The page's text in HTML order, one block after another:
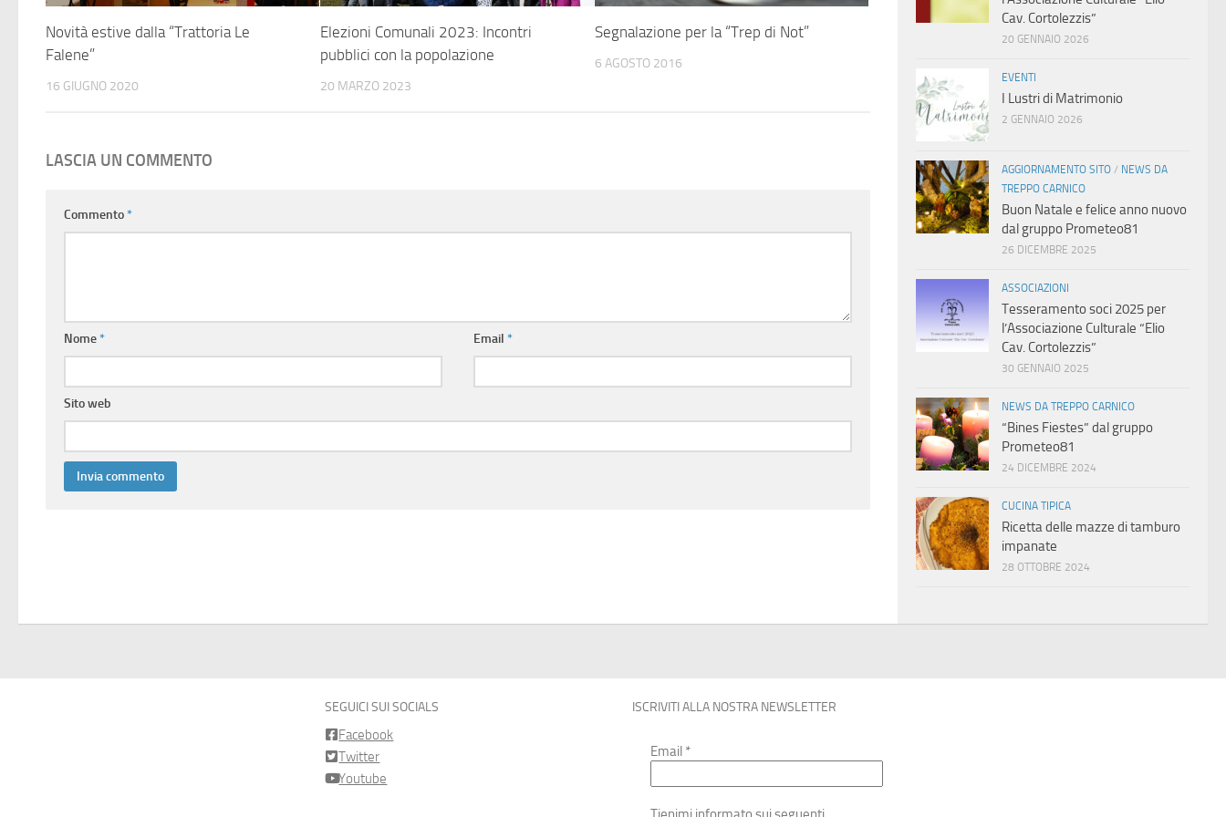
Novità estive dalla “Trattoria Le
Falene”
16 GIUGNO 2020
Elezioni Comunali 2023: Incontri
pubblici con la popolazione
20 MARZO 2023
Segnalazione per la “Trep di Not”
6 AGOSTO 2016
LASCIA UN COMMENTO
Commento*
Nome* Email*
Sito web
Cav. Cortolezzis”
20 GENNAIO 2026
EVENTI
I Lustri di Matrimonio
2 GENNAIO 2026
AGGIORNAMENTO SITO / NEWS DA
TREPPO CARNICO
Buon Natale e felice anno nuovo
dal gruppo Prometeo81
26 DICEMBRE 2025
ASSOCIAZIONI
Tesseramento soci 2025 per
l’Associazione Culturale “Elio
Cav. Cortolezzis”
30 GENNAIO 2025
NEWS DA TREPPO CARNICO
“Bines Fiestes” dal gruppo
Prometeo81
24 DICEMBRE 2024
CUCINA TIPICA
Ricetta delle mazze di tamburo
impanate
28 OTTOBRE 2024
SEGUICI SUI SOCIALS
Facebook
Twitter
Youtube
ISCRIVITI ALLA NOSTRA NEWSLETTER
Email *